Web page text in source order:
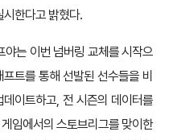
한다고 밝혔다.
는 이번 넘버링 교체를 시작으
트를 통해 선발된 선수들을 비
이트하고, 전 시즌의 데이터를
임에서의 스토브리그를 맞이한